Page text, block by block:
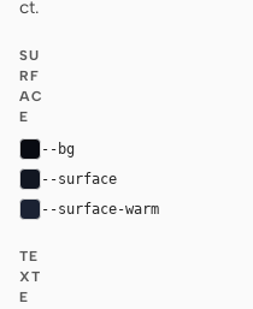
ct.
SU
RF
AC
E
--bg
--surface
--surface-warm
TE
XT
E